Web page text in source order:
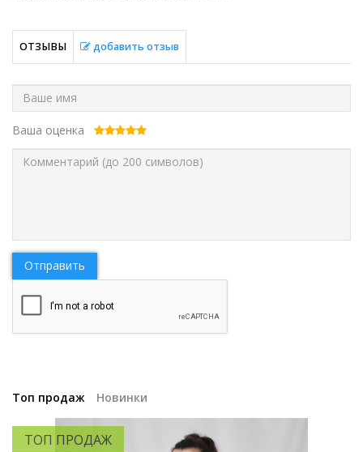
ОТЗЫВЫ добавить отзыв
Ваша оценка
Отправить
Топ продаж Новинки
ТОП ПРОДАЖ